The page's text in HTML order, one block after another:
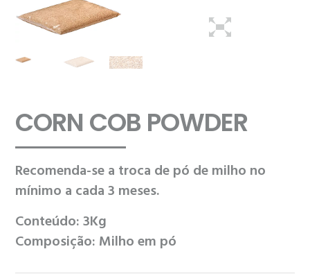
CORN COB POWDER
Recomenda-se a troca de pó de milho no
mínimo a cada 3 meses.
Conteúdo:3Kg
Composição: Milho em pó